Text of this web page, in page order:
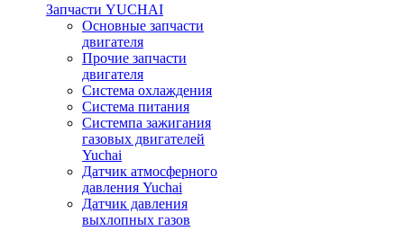
Запчасти YUCHAI
Основные запчасти
двигателя
Прочие запчасти
двигателя
Система охлаждения
Система питания
Системпа зажигания
газовых двигателей
Yuchai
Датчик атмосферного
давления Yuchai
Датчик давления
выхлопных газов